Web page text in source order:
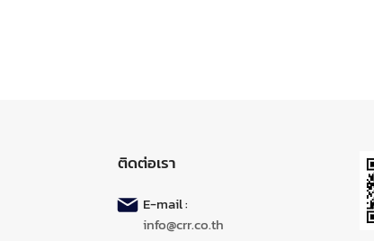
ติดต่อเรา
E-mail :
info@crr.co.th